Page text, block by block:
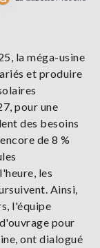
la méga-usine
et produire
pour une
des besoins
de 8 %
les
Ainsi,
l'équipe
pour
ont dialogué